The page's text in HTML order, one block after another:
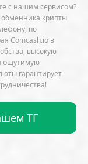
Pizza Day
Block
Bybit
с нашим сервисом?
крипты
по
Comcash.io в
высокую
ощутимую
гарантирует
ТГ